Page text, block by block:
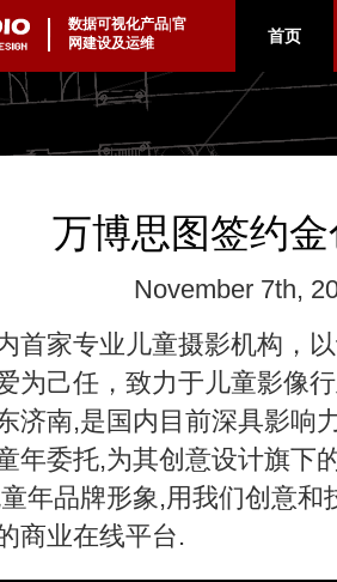
数据可视化产品|官
网建设及运维
首页
万博思图签约
November 7th,
首家专业儿童摄影机构，
为己任，致力于儿童影像
济南,是国内目前深具影响
年委托,为其创意设计旗下
年品牌形象,用我们创意和
商业在线平台.